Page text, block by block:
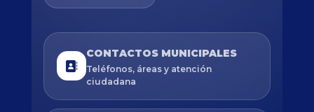
CONTACTOS MUNICIPALES
Teléfonos, áreas y atención
ciudadana